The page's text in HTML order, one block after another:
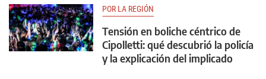
POR LA REGIÓN
Tensión en boliche céntrico de
Cipolletti: qué descubrió la policía
y la explicación del implicado